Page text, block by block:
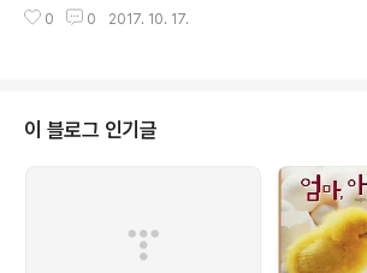
발송)◯ 투표방법 : 모바일 인증을 활용한 모바일/온라인
금 1구좌(50,000원)이상을 출자완료: 조합비를 내고 있는
자(최근 6개월 이내 조합비 납입 사실 있음)◯ 조합원 선
거인 명부 확인 : 아래 링크에서 확인 가능(본인 확인 안되
는 경우 문의 주세요)◯ 관련 자료(정관, 사업계획 및 예산
0 0 2017. 10. 17.
이 블로그 인기글